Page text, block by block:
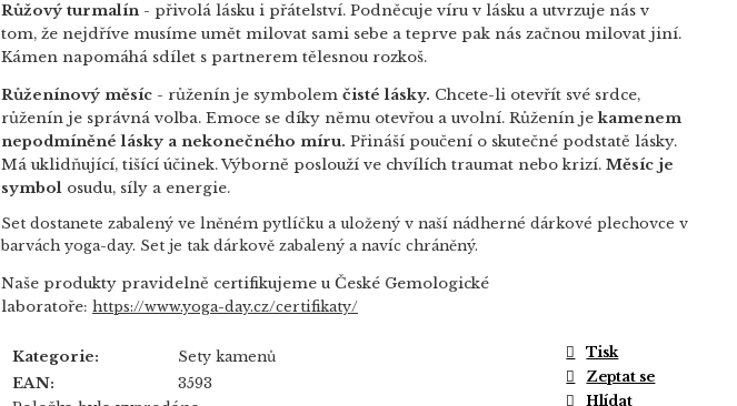
Růžový turmalín - přivolá lásku i přátelství. Podněcuje víru v lásku a utvrzuje nás v
tom, že nejdříve musíme umět milovat sami sebe a teprve pak nás začnou milovat jiní.
Kámen napomáhá sdílet s partnerem tělesnou rozkoš.
Růženínový měsíc - růženín je symbolem čisté lásky. Chcete-li otevřít své srdce,
růženín je správná volba. Emoce se díky němu otevřou a uvolní. Růženín je kamenem
nepodmíněné lásky a nekonečného míru. Přináší poučení o skutečné podstatě lásky.
Má uklidňující, tišící účinek. Výborně poslouží ve chvílích traumat nebo krizí. Měsíc je
symbol osudu, síly a energie.
Set dostanete zabalený ve lněném pytlíčku a uložený v naší nádherné dárkové plechovce v
barvách yoga-day. Set je tak dárkově zabalený a navíc chráněný.
Naše produkty pravidelně certifikujeme u České Gemologické
laboratoře: https://www.yoga-day.cz/certifikaty/
Kategorie: Sety kamenů
EAN:
3593
Tisk
Zeptat se
Hlídat